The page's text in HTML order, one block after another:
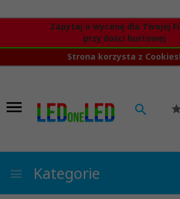
Zapytaj o wycenę dla Twojej
przy ilości hurtowej
Strona korzysta z Cookies!
Kategorie